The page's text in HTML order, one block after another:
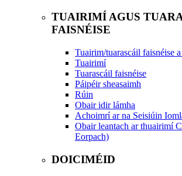
TUAIRIMÍ AGUS
FAISNÉISE
Tuairim/tuarascáil faisnéise
Tuairimí
Tuarascáil faisnéise
Páipéir sheasaimh
Rúin
Obair idir lámha
Achoimrí ar na Seisiúin
Obair leantach ar thuairimí
Eorpach)
DOICIMÉID